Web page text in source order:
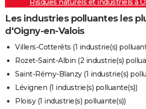
Carte de Noël
Carte Bonne année
Carte Saint-Valentin
Carte Pâques
Carte d'anniversaire
DICTIONNAIRE
Dictionnaire
Biographies
Citations
Expressions
Proverbes
PROGRAMME TV
COPAINS D'AVANT
S'inscrire
Se connecter
Lycées
Collèges
Primaires
Universités
Entreprises
Service militaire
Avis de recherche
FORUM
Bricolage
Lifestyle
Culture
Sport
Auto
Television
Voyage
Cinema
Risques naturels et industriels à
Les industries polluantes les
d'Oigny-en-Valois
Villers-Cotterêts (1 industrie(s)
Rozet-Saint-Albin (2 industrie(s)
Saint-Rémy-Blanzy (1 industrie(s)
Lévignen (1 industrie(s) polluante(s))
Ploisy (1 industrie(s) polluante(s))